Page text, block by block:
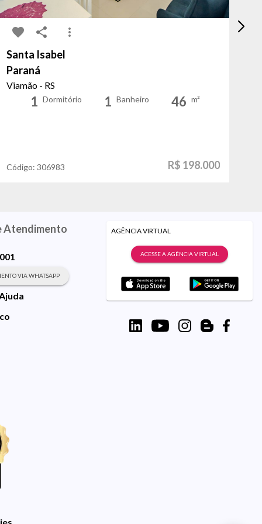
Santa Isabel
Paraná
Viamão - RS
1 Dormitório 1 Banheiro 46 m²
Código: 306983 R$ 198.000
Atendimento
VIA WHATSAPP
AGÊNCIA VIRTUAL
ACESSE A AGÊNCIA VIRTUAL